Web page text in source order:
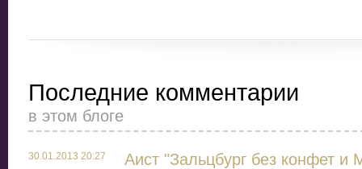
Последние комментарии
в этом блоге
30.01.2013 20:27
Аист "Зальцбург без конфет и